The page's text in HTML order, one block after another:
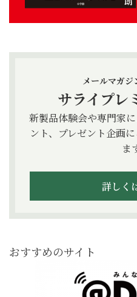
メールマガジ
サライプレ
新製品体験会や専門家
ント、プレゼント企画
ま
詳しく
おすすめのサイト